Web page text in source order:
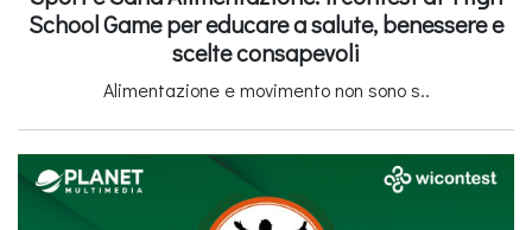
School Game per educare a salute, benessere e
scelte consapevoli
Alimentazione e movimento non sono s..